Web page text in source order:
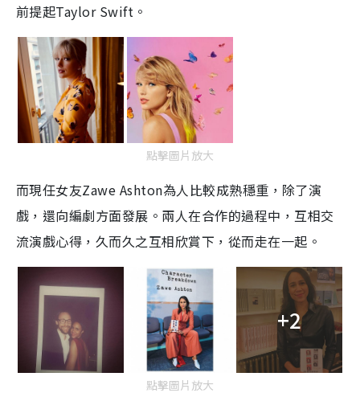
前提起Taylor Swift 。
點擊圖片放大
而現任女友Zawe Ashton為人比較成熟穩重，除了演
戲，還向編劇方面發展。兩人在合作的過程中，互相交
流演戲心得，久而久之互相欣賞下，從而走在一起。
+2
點擊圖片放大